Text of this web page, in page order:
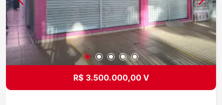
Avenida Andrômeda, em área comercial com
acesso à ciclovia, pontos de ônibus, restaurantes
etc. Oportunidade! Bom gosto, excelente
estrutura e acabamento.
R$ 3.500.000,00 V